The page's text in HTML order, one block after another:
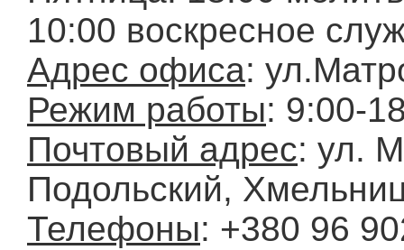
10:00 воскресное
Адрес офиса:
Режим работы: 9:00-
Почтовый адрес: ул.
Подольский,
Телефоны: +380 96